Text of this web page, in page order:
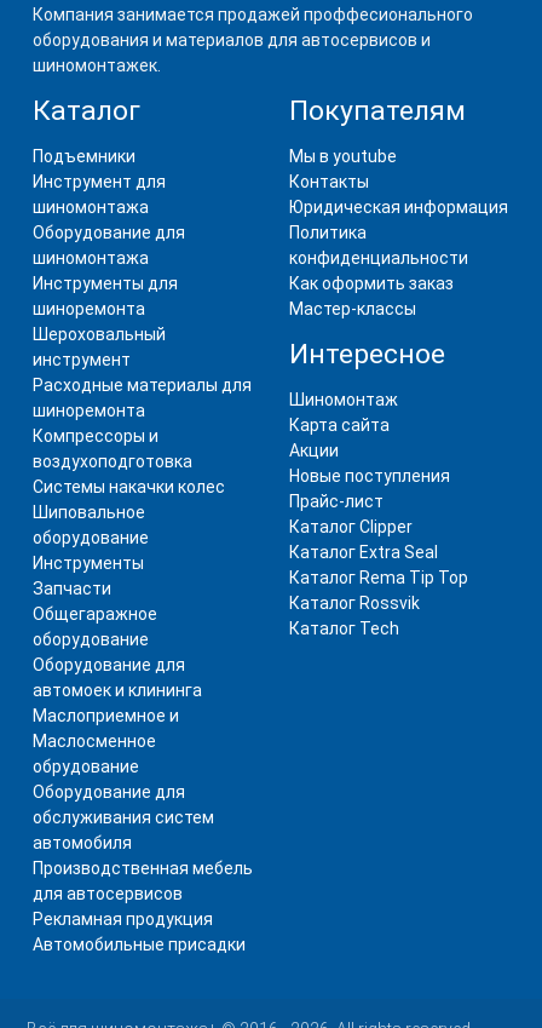
Компания занимается продажей проффесионального
оборудования и материалов для автосервисов и
шиномонтажек.
Каталог
Подъемники
Инструмент для
шиномонтажа
Оборудование для
шиномонтажа
Инструменты для
шиноремонта
Шероховальный
инструмент
Расходные материалы для
шиноремонта
Компрессоры и
воздухоподготовка
Системы накачки колес
Шиповальное
оборудование
Инструменты
Запчасти
Общегаражное
оборудование
Оборудование для
автомоек и клининга
Маслоприемное и
Маслосменное
обрудование
Оборудование для
обслуживания систем
автомобиля
Производственная мебель
для автосервисов
Рекламная продукция
Автомобильные присадки
Покупателям
Мы в youtube
Контакты
Юридическая информация
Политика
конфиденциальности
Как оформить заказ
Мастер-классы
Интересное
Шиномонтаж
Карта сайта
Акции
Новые поступления
Прайс-лист
Каталог Clipper
Каталог Extra Seal
Каталог Rema Tip Top
Каталог Rossvik
Каталог Tech